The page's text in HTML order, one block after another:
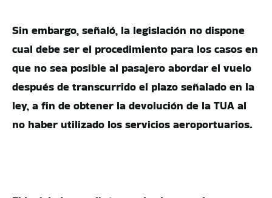
Sin embargo, señaló, la legislación no dispone
cual debe ser el procedimiento para los casos en
que no sea posible al pasajero abordar el vuelo
después de transcurrido el plazo señalado en la
ley, a fin de obtener la devolución de la TUA al
no haber utilizado los servicios aeroportuarios.